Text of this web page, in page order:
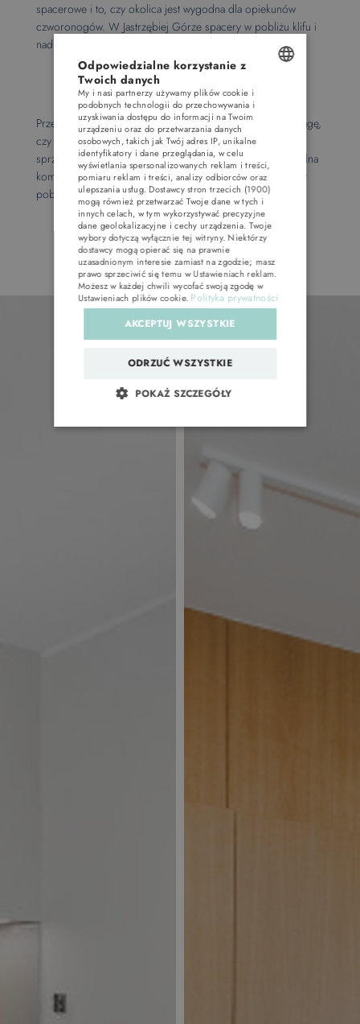
spacerowe i to, czy okolica jest wygodna dla opiekunów
czworonogów. W Jastrzębiej Górze spacery w pobliżu klifu i
nadmorskich ścieżek są dużym atutem.
7. Opinie, warunki anulacji i jasna
komunikacja
Przed rezerwacją przeczytaj opinie i regulamin. Zwróć uwagę,
czy obiekt jasno opisuje godziny zameldowania, zasady
sprzątania, dodatkowe opłaty i warunki anulacji. Profesjonalna
komunikacja przed przyjazdem często zapowiada spokojny
pobyt na miejscu.
POLISH
ENGLISH
CZECH
Odpowiedzialne korzystanie z
Twoich danych
My i nasi partnerzy używamy plików cookie i
podobnych technologii do przechowywania i
uzyskiwania dostępu do informacji na Twoim
urządzeniu oraz do przetwarzania danych
osobowych, takich jak Twój adres IP, unikalne
identyfikatory i dane przeglądania, w celu
wyświetlania spersonalizowanych reklam i treści,
pomiaru reklam i treści, analizy odbiorców oraz
ulepszania usług. Dostawcy stron trzecich (1900)
mogą również przetwarzać Twoje dane w tych i
innych celach, w tym wykorzystywać precyzyjne
dane geolokalizacyjne i cechy urządzenia. Twoje
wybory dotyczą wyłącznie tej witryny. Niektórzy
dostawcy mogą opierać się na prawnie
uzasadnionym interesie zamiast na zgodzie; masz
prawo sprzeciwić się temu wUstawieniach reklam.
Możesz w każdej chwili wycofać swoją zgodę w
Ustawieniach plików cookie. Polityka prywatności
AKCEPTUJ WSZYSTKIE
ODRZUĆ WSZYSTKIE
POKAŻ SZCZEGÓŁY